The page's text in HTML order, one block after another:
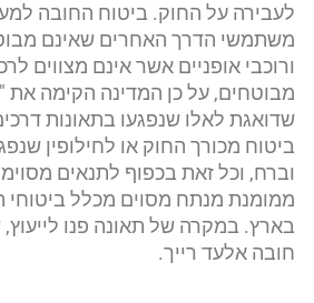
לעבירה על החוק. ביטוח החובה
משתמשי הדרך האחרים שאינם
ורוכבי אופניים אשר אינם מצווים
מבוטחים, על כן המדינה הקימה את
שדואגת לאלו שנפגעו בתאונות
ביטוח מכורך החוק או לחילופין
וברח, וכל זאת בכפוף לתנאים
ממומנת מנתח מסוים מכלל ביטוחי
בארץ. במקרה של תאונה פנו לייעוץ,
חובה אלעד רייך.